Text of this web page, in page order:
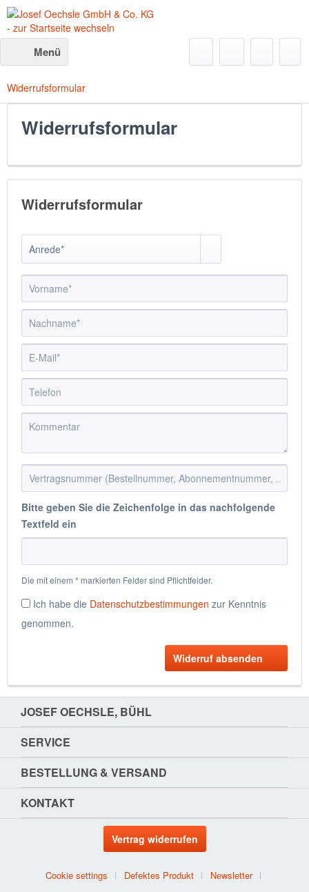
Menü
Widerrufsformular
Widerrufsformular
Widerrufsformular
Bitte geben Sie die Zeichenfolge in das nachfolgende
Textfeld ein
Die mit einem * markierten Felder sind Pflichtfelder.
Ich habe die Datenschutzbestimmungen zur Kenntnis
genommen.
Widerruf absenden
JOSEF OECHSLE, BÜHL
SERVICE
BESTELLUNG & VERSAND
KONTAKT
Vertrag widerrufen
Cookie settings Defektes Produkt
Newsletter